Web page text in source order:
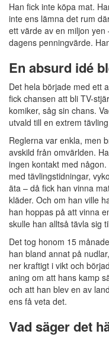
Han fick inte köpa mat.
inte ens lämna det rum
ett värde av en miljon
dagens penningvärde.
En absurd idé
Det hela började med ett
fick chansen att bli TV-
komiker, såg sin chans.
utvald till en extrem
Reglerna var enkla, men
avskild från omvärlden.
ingen kontakt med
med tävlingstidningar,
äta – då fick han vinna
kläder. Och om han ville
han hoppas på att vinna
skulle han alltså tävla sig
Det tog honom 15
han bland annat på
ner kraftigt i vikt och
aning om att hans kamp
och att han blev en av
ens få veta det.
Vad säger det